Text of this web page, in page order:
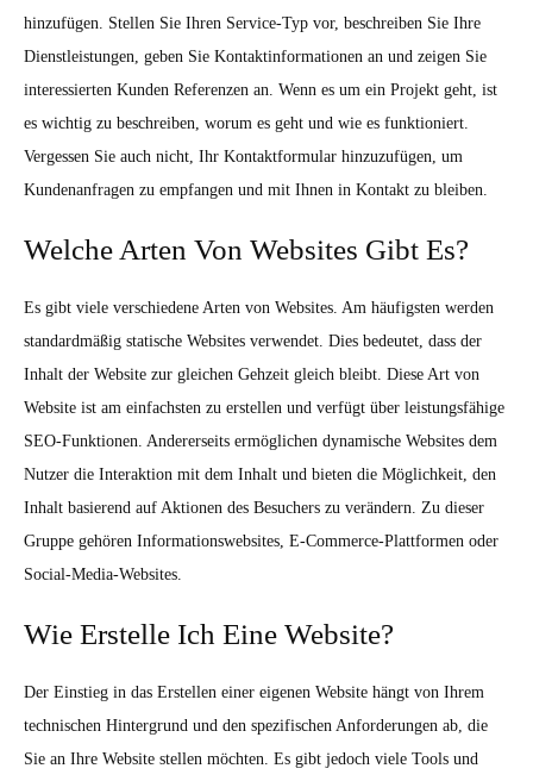
hinzufügen. Stellen Sie Ihren Service-Typ vor, beschreiben Sie Ihre
Dienstleistungen, geben Sie Kontaktinformationen an und zeigen Sie
interessierten Kunden Referenzen an. Wenn es um ein Projekt geht, ist
es wichtig zu beschreiben, worum es geht und wie es funktioniert.
Vergessen Sie auch nicht, Ihr Kontaktformular hinzuzufügen, um
Kundenanfragen zu empfangen und mit Ihnen in Kontakt zu bleiben.
Welche Arten Von Websites Gibt Es?
Es gibt viele verschiedene Arten von Websites. Am häufigsten werden
standardmäßig statische Websites verwendet. Dies bedeutet, dass der
Inhalt der Website zur gleichen Gehzeit gleich bleibt. Diese Art von
Website ist am einfachsten zu erstellen und verfügt über leistungsfähige
SEO-Funktionen. Andererseits ermöglichen dynamische Websites dem
Nutzer die Interaktion mit dem Inhalt und bieten die Möglichkeit, den
Inhalt basierend auf Aktionen des Besuchers zu verändern. Zu dieser
Gruppe gehören Informationswebsites, E-Commerce-Plattformen oder
Social-Media-Websites.
Wie Erstelle Ich Eine Website?
Der Einstieg in das Erstellen einer eigenen Website hängt von Ihrem
technischen Hintergrund und den spezifischen Anforderungen ab, die
Sie an Ihre Website stellen möchten. Es gibt jedoch viele Tools und